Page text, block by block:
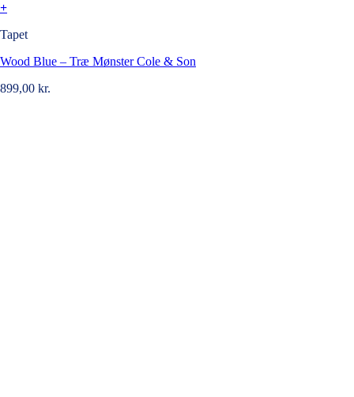
+
Tapet
Wood Blue – Træ Mønster Cole & Son
899,00 kr.